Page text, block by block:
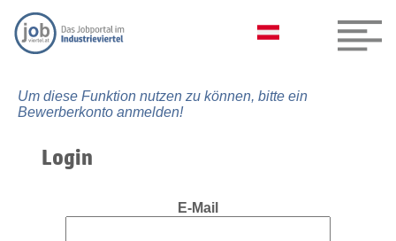
Um diese Funktion nutzen zu können, bitte ein
Bewerberkonto anmelden!
Login
E-Mail